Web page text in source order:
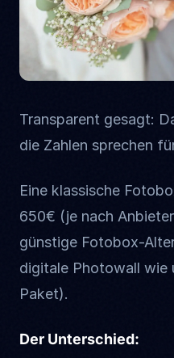
Transparent gesagt:
die Zahlen sprechen
Eine klassische
650€ (je nach
günstige Fotobox-
digitale Photowall wie
Paket).
Der Unterschied: